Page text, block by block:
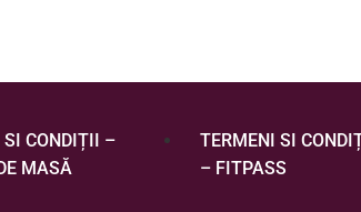
SI CONDIȚII –
MASĂ
TERMENI SI
– FITPASS